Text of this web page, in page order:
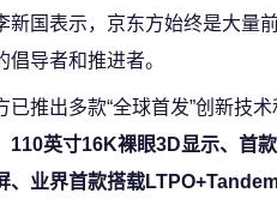
新国表示，京东方始终是大量
导者和推进者。
已推出多款“全球首发”创新技
110英寸16K裸眼3D显示、首
、业界首款搭载